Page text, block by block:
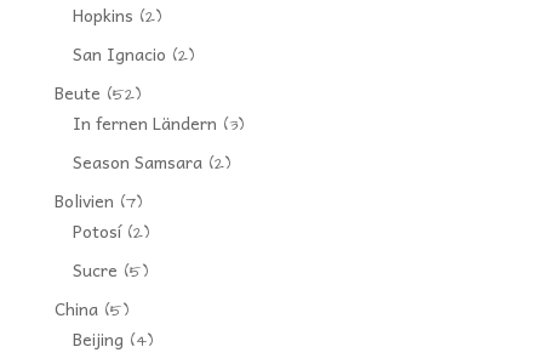
Hopkins (2)
San Ignacio (2)
Beute (52)
In fernen Ländern (3)
Season Samsara(2)
Bolivien (7)
Potosí(2)
Sucre (5)
China(5)
Beijing (4)